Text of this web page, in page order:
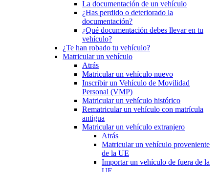
La documentación de un vehículo
¿Has perdido o deteriorado la
documentación?
¿Qué documentación debes llevar en tu
vehículo?
¿Te han robado tu vehículo?
Matricular un vehículo
Atrás
Matricular un vehículo nuevo
Inscribir un Vehículo de Movilidad
Personal (VMP)
Matricular un vehículo histórico
Rematricular un vehículo con matrícula
antigua
Matricular un vehículo extranjero
Atrás
Matricular un vehículo proveniente
de la UE
Importar un vehículo de fuera de la